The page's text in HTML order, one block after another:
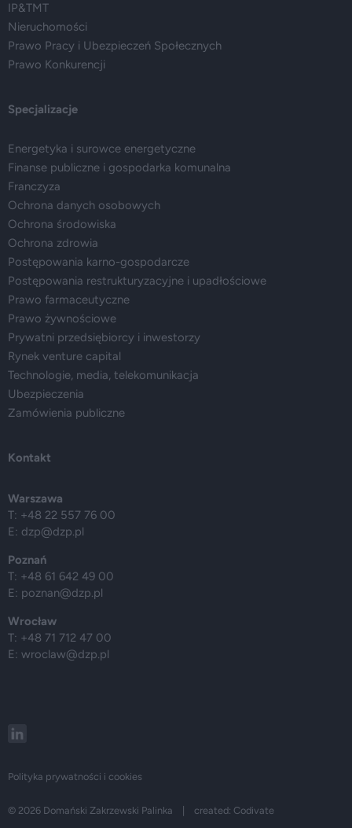
IP&TMT
Nieruchomości
Prawo Pracy i Ubezpieczeń Społecznych
Prawo Konkurencji
Specjalizacje
Energetyka i surowce energetyczne
Finanse publiczne i gospodarka komunalna
Franczyza
Ochrona danych osobowych
Ochrona środowiska
Ochrona zdrowia
Postępowania karno-gospodarcze
Postępowania restrukturyzacyjne i upadłościowe
Prawo farmaceutyczne
Prawo żywnościowe
Prywatni przedsiębiorcy i inwestorzy
Rynek venture capital
Technologie, media, telekomunikacja
Ubezpieczenia
Zamówienia publiczne
Kontakt
Warszawa
T: +48 22 557 76 00
E: dzp@dzp.pl
Poznań
T: +48 61 642 49 00
E: poznan@dzp.pl
Wrocław
T: +48 71 712 47 00
E: wroclaw@dzp.pl
Polityka prywatności i cookies
© 2026 Domański Zakrzewski Palinka | created: Codivate